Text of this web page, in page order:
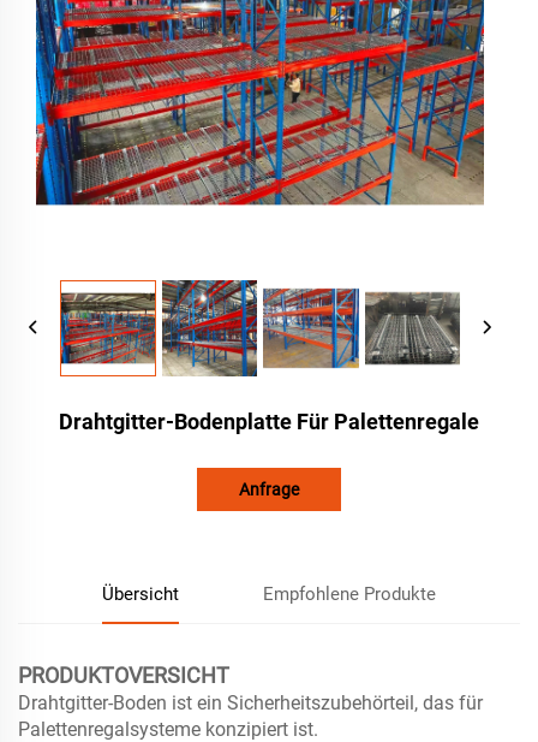
Drahtgitter-Bodenplatte Für Palettenregale
Anfrage
Übersicht Empfohlene Produkte
PRODUKTOVERSICHT
Drahtgitter-Boden ist ein Sicherheitszubehörteil, das für
Palettenregalsysteme konzipiert ist.